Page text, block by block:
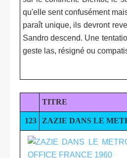
qu'elle sent confusément
paraît unique, ils devront
Sandro descend. Une
geste las, résigné ou
TITRE
123 ZAZIE DANS LE